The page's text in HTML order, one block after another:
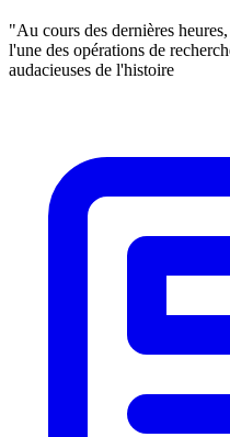
"Au cours des dernières
l'une des opérations de
audacieuses de l'histoire